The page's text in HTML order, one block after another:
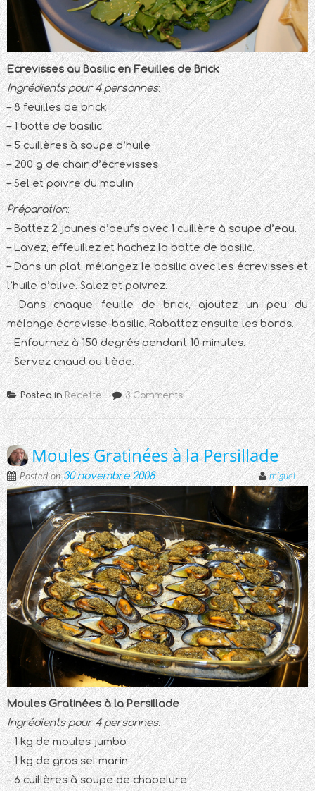
Ecrevisses au Basilic en Feuilles de Brick
Ingrédients pour 4 personnes:
– 8 feuilles de brick
– 1 botte de basilic
– 5 cuillères à soupe d’huile
– 200 g de chair d’écrevisses
– Sel et poivre du moulin
Préparation:
– Battez 2 jaunes d’oeufs avec 1 cuillère à soupe d’eau.
– Lavez, effeuillez et hachez la botte de basilic.
– Dans un plat, mélangez le basilic avec les écrevisses et
l’huile d’olive. Salez et poivrez.
– Dans chaque feuille de brick, ajoutez un peu du
mélange écrevisse-basilic. Rabattez ensuite les bords.
– Enfournez à 150 degrés pendant 10 minutes.
– Servez chaud ou tiède.
Posted inRecette 3 Comments
Moules Gratinées à la Persillade
Posted on30 novembre 2008 miguel
Moules Gratinées à la Persillade
Ingrédients pour 4 personnes:
– 1 kg de moules jumbo
– 1 kg de gros sel marin
– 6 cuillères à soupe de chapelure